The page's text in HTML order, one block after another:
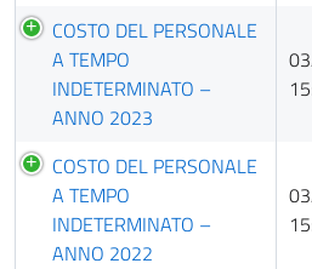
COSTO DEL PERSONALE
A TEMPO
INDETERMINATO –
ANNO 2023
COSTO DEL PERSONALE
A TEMPO
INDETERMINATO –
ANNO 2022